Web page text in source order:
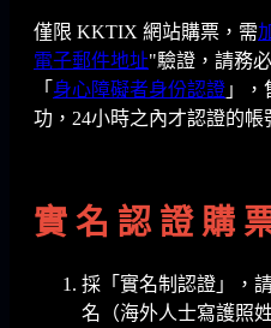
僅限 KKTIX 網站購票，需
電子郵件地址"驗證，請務
「 身心障礙者身份認證 」
功，24小時之內才認證的帳
實 名 認 證 購
採「實名制認證」，
名（海外人士寫護照